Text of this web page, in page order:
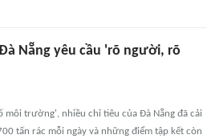
Nẵng yêu cầu 'rõ người, rõ
môi trường', nhiều chỉ tiêu của Đà Nẵng đã cải
tấn rác mỗi ngày và những điểm tập kết còn